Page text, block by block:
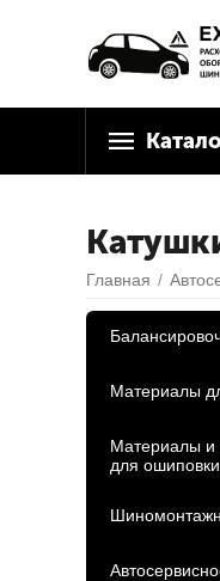
Главная /
Материалы
Материалы и
для ошиповки